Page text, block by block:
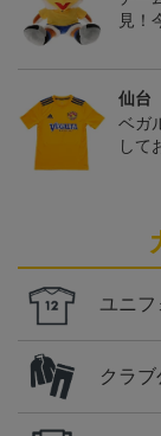
見！
仙台
ベガ
して
ユニフ
クラ